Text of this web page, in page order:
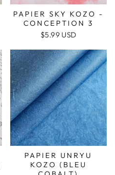
PAPIER SKY KOZO -
CONCEPTION 3
$5.99 USD
PAPIER UNRYU
KOZO (BLEU